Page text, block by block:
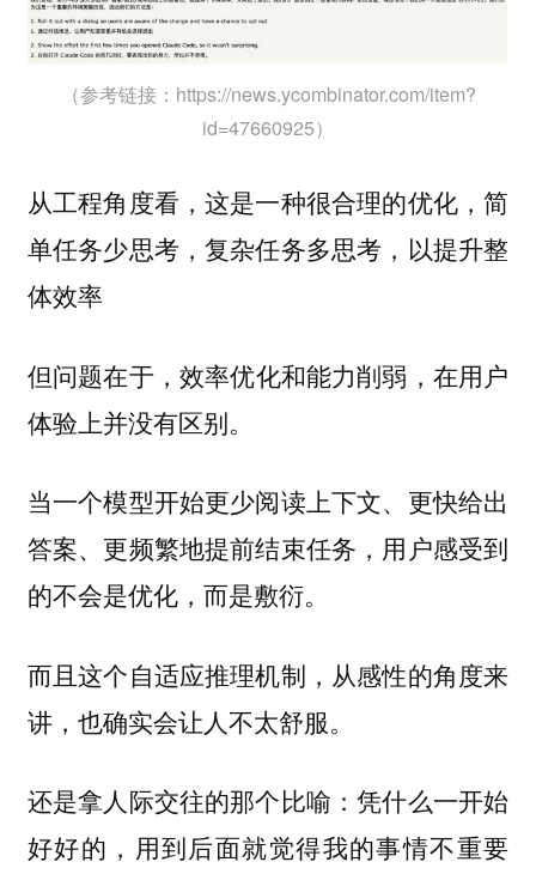
（参考链接：https://news.ycombinator.com/item?
id=47660925）
从工程角度看，这是一种很合理的优化，简
单任务少思考，复杂任务多思考，以提升整
体效率
但问题在于， 效率优化和能力削弱，在用户
体验上并没有区别。
当一个模型开始更少阅读上下文、更快给出
答案、更频繁地提前结束任务，用户感受到
的不会是优化，而是敷衍。
而且这个自适应推理机制，从感性的角度来
讲，也确实会让人不太舒服。
还是拿人际交往的那个比喻：凭什么一开始
好好的，用到后面就觉得我的事情不重要